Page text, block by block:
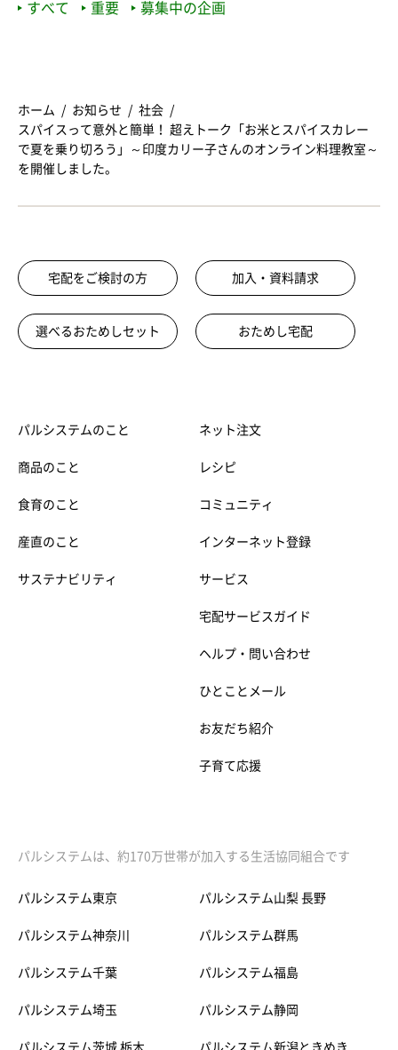
すべて 重要 募集中の企画
ホーム お知らせ
社会
スパイスって意外と簡単！ 超えトーク「お米とスパイスカレー
で夏を乗り切ろう」～印度カリー子さんのオンライン料理教室～
を開催しました。
宅配をご検討の方 加入・資料請求
選べるおためしセット おためし宅配
パルシステムのこと
商品のこと
食育のこと
産直のこと
サステナビリティ
ネット注文
レシピ
コミュニティ
インターネット登録
サービス
宅配サービスガイド
ヘルプ・問い合わせ
ひとことメール
お友だち紹介
子育て応援
パルシステムは、約170万世帯が加入する生活協同組合です
パルシステム東京
パルシステム神奈川
パルシステム千葉
パルシステム埼玉
パルシステム茨城 栃木
パルシステム山梨 長野
パルシステム群馬
パルシステム福島
パルシステム静岡
パルシステム新潟ときめき